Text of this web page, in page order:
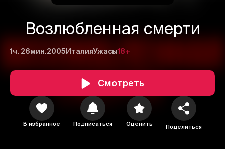
Возлюбленная смерти
1ч. 26мин.2005 ИталияУжасы18+
Смотреть
В избранное Подписаться Оценить Поделиться
3